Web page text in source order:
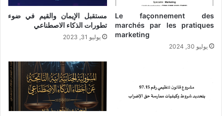
Le façonnement des
marchés par les pratiques
marketing
يوليو 30, 2024
مستقبل الإيمان والقيم في ضوء
تطورات الذكاء الاصطناعي
يوليو 31, 2023